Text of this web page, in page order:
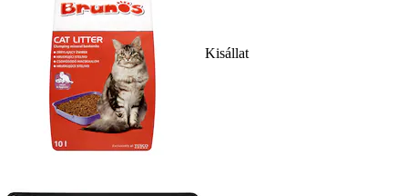
Kisállat